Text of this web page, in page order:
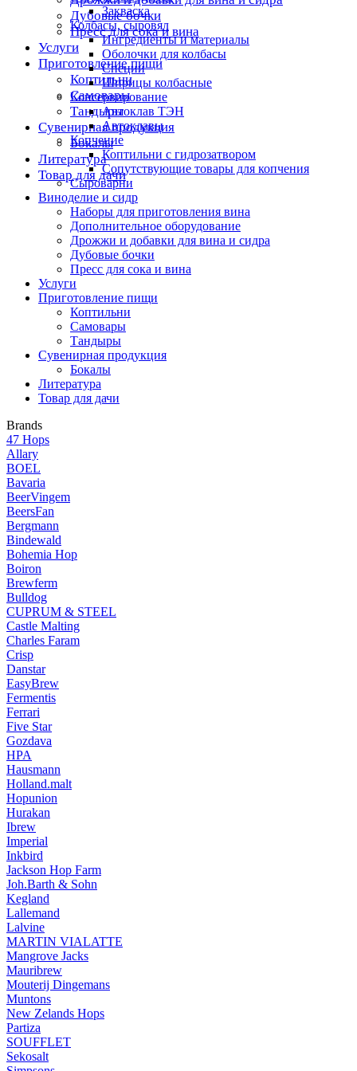
Дубовые бочки
Пресс для сока и вина
Услуги
Приготовление пищи
Коптильни
Самовары
Тандыры
Сувенирная продукция
Бокалы
Литература
Товар для дачи
Закваска
Колбасы, сыровял
Ингредиенты и материалы
Оболочки для колбасы
Специи
Шприцы колбасные
Консервирование
Автоклав ТЭН
Автоклавы
Копчение
Коптильни с гидрозатвором
Сопутствующие товары для копчения
Сыроварни
Виноделие и сидр
Наборы для приготовления вина
Дополнительное оборудование
Дрожжи и добавки для вина и сидра
Дубовые бочки
Пресс для сока и вина
Услуги
Приготовление пищи
Коптильни
Самовары
Тандыры
Сувенирная продукция
Бокалы
Литература
Товар для дачи
Brands
47 Hops
Allary
BOEL
Bavaria
BeerVingem
BeersFan
Bergmann
Bindewald
Bohemia Hop
Boiron
Brewferm
Bulldog
CUPRUM & STEEL
Castle Malting
Charles Faram
Crisp
Danstar
EasyBrew
Fermentis
Ferrari
Five Star
Gozdava
HPA
Hausmann
Holland.malt
Hopunion
Hurakan
Ibrew
Imperial
Inkbird
Jackson Hop Farm
Joh.Barth & Sohn
Kegland
Lallemand
Lalvine
MARTIN VIALATTE
Mangrove Jacks
Mauribrew
Mouterij Dingemans
Muntons
New Zelands Hops
Partiza
SOUFFLET
Sekosalt